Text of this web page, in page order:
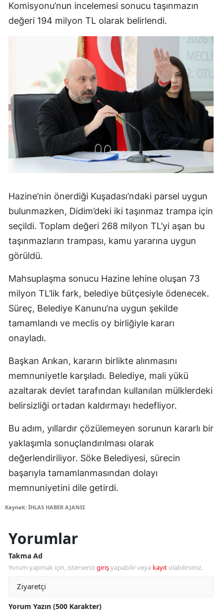
Komisyonu’nun incelemesi sonucu taşınmazın
değeri 194 milyon TL olarak belirlendi.
Hazine’nin önerdiği Kuşadası’ndaki parsel uygun
bulunmazken, Didim’deki iki taşınmaz trampa için
seçildi. Toplam değeri 268 milyon TL’yi aşan bu
taşınmazların trampası, kamu yararına uygun
görüldü.
Mahsuplaşma sonucu Hazine lehine oluşan 73
milyon TL’lik fark, belediye bütçesiyle ödenecek.
Süreç, Belediye Kanunu’na uygun şekilde
tamamlandı ve meclis oy birliğiyle kararı
onayladı.
Başkan Arıkan, kararın birlikte alınmasını
memnuniyetle karşıladı. Belediye, mali yükü
azaltarak devlet tarafından kullanılan mülklerdeki
belirsizliği ortadan kaldırmayı hedefliyor.
Bu adım, yıllardır çözülemeyen sorunun kararlı bir
yaklaşımla sonuçlandırılması olarak
değerlendiriliyor. Söke Belediyesi, sürecin
başarıyla tamamlanmasından dolayı
memnuniyetini dile getirdi.
Kaynak: İHLAS HABER AJANSI
Yorumlar
Takma Ad
Yorum yapmak için, istersenizgirişyapabilir veya kayıt olabilirsiniz.
Yorum Yazın (500 Karakter)